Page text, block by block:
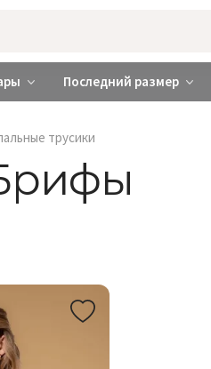
и Украина
Последний размер
трусики